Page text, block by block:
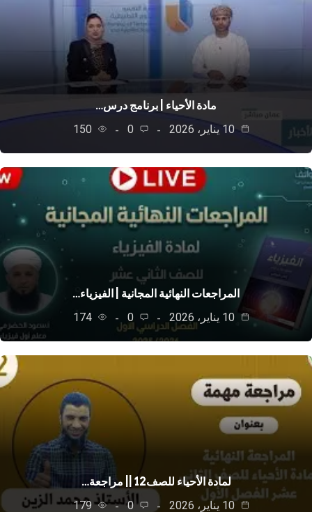
مادة الأحياء | برنامج درس…
0
150
المراجعات النهائية المجانية | الفيزياء…
10 يناير، 2026
0
174
لمادة الأحياء للصف12 || مراجعة…
0
179